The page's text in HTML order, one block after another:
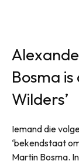
Bosma
Wilders’
Iemand die
‘bekendstaat
Martin Bosma.